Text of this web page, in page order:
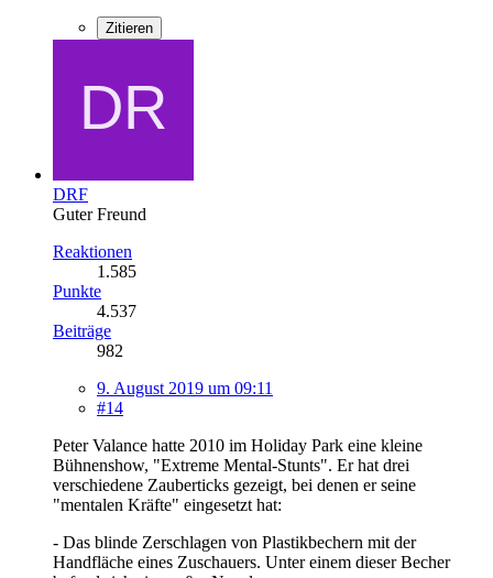
Zitieren
DRF
Guter Freund
Reaktionen
1.585
Punkte
4.537
Beiträge
982
9. August 2019 um 09:11
#14
Peter Valance hatte 2010 im Holiday Park eine kleine
Bühnenshow, "Extreme Mental-Stunts". Er hat drei
verschiedene Zauberticks gezeigt, bei denen er seine
"mentalen Kräfte" eingesetzt hat:
- Das blinde Zerschlagen von Plastikbechern mit der
Handfläche eines Zuschauers. Unter einem dieser Becher